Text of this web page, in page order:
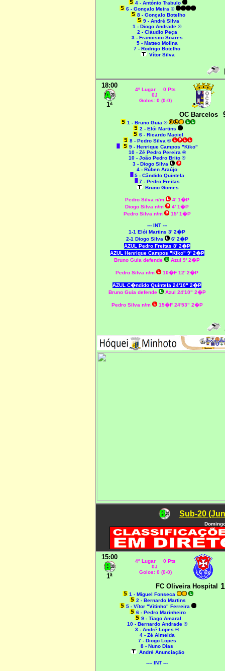
4 - António Trabulo
6 - Gonçalo Meira ©
8 - Gonçalo Botelho
9 - André Silva
1 - Diogo Andrade ®
2 - Cláudio Peça
3 - Francisco Soares
5 - Matteo Molina
7 - Rodrigo Botelho
Vítor Silva
18:00
1ª
4º Lugar 0 Pts
0J
Golos: 0 (0-0)
OC Barcelos
1 - Bruno Guia ®
2 - Elói Martins
6 - Ricardo Maciel
8 - Pedro Silva ©
9 - Henrique Campos "Kiko"
10 - Zé Pedro Pereira ®
10 - João Pedro Brito ®
3 - Diogo Silva
4 - Rúben Araújo
5 - Cândido Quintela
7 - Pedro Freitas
Bruno Gomes
Pedro Silva n/m
4' 1�P
Diogo Silva n/m
4' 1�P
PedroSilva n/m 15' 1�P
--- INT ---
1-1 Elói Martins 3' 2�P
2-1 Diogo Silva
6' 2�P
AZUL Pedro Freitas 8' 2�P
AZUL Henrique Campos "Kiko" 9' 2�P
Bruno Guia defende Azul 9' 2�P
Pedro Silva n/m 10�F 12' 2�P
AZUL C�ndido Quintela 24'10" 2�P
Bruno Guia defende Azul 24'10" 2�P
Pedro Silva n/m 15�F 24'53" 2�P
Sub-20
15:00
1ª
4º Lugar 0 Pts
0J
Golos: 0 (0-0)
FC Oliveira Hospital
1 - Miguel Fonseca
2 - Bernardo Martins
5 - Vítor "Vitinho" Ferreira
6 - Pedro Marinheiro
9 - Tiago Amaral
10 - Bernardo Andrade ®
3 - André Lopes ®
4 - Zé Almeida
7 - Diogo Lopes
8 - Nuno Dias
André Anunciação
---- INT ---